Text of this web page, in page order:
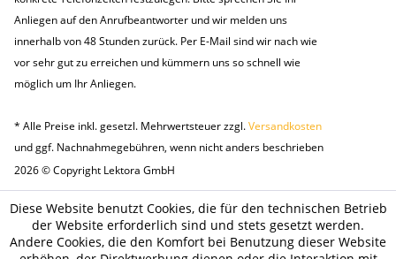
Anliegen auf den Anrufbeantworter und wir melden uns
innerhalb von 48 Stunden zurück. Per E-Mail sind wir nach wie
vor sehr gut zu erreichen und kümmern uns so schnell wie
möglich um Ihr Anliegen.
* Alle Preise inkl. gesetzl. Mehrwertsteuer zzgl.Versandkosten
und ggf. Nachnahmegebühren, wenn nicht anders beschrieben
2026 © Copyright Lektora GmbH
Diese Website benutzt Cookies, die für den technischen Betrieb
der Website erforderlich sind und stets gesetzt werden.
Andere Cookies, die den Komfort bei Benutzung dieser Website